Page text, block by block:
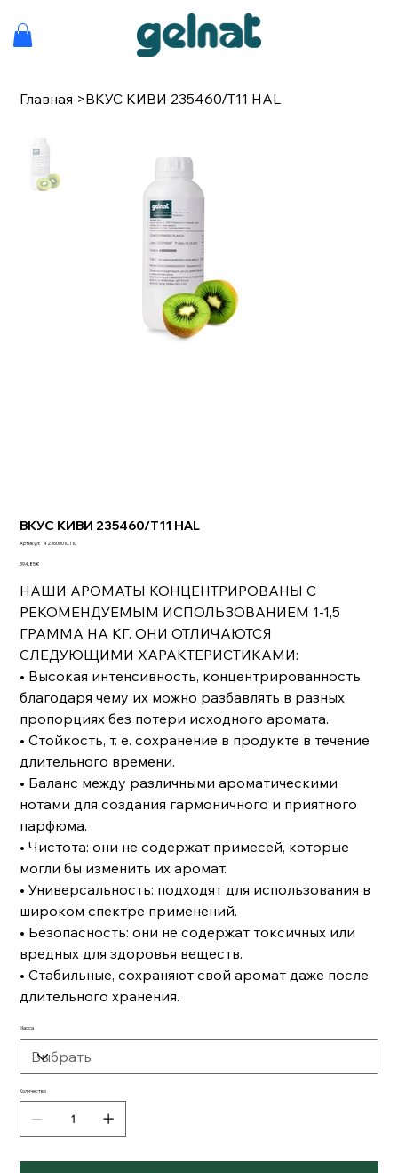
Главная >ВКУС КИВИ 235460/T11 HAL
ВКУС КИВИ 235460/T11 HAL
Артикул:
Артикул:
423600010.T10
Цена
394,85 €
НАШИ АРОМАТЫ КОНЦЕНТРИРОВАНЫ С
РЕКОМЕНДУЕМЫМ ИСПОЛЬЗОВАНИЕМ 1-1,5
ГРАММА НА КГ. ОНИ ОТЛИЧАЮТСЯ
СЛЕДУЮЩИМИ ХАРАКТЕРИСТИКАМИ:
• Высокая интенсивность, концентрированность,
благодаря чему их можно разбавлять в разных
пропорциях без потери исходного аромата.
• Стойкость, т. е. сохранение в продукте в течение
длительного времени.
• Баланс между различными ароматическими
нотами для создания гармоничного и приятного
парфюма.
• Чистота: они не содержат примесей, которые
могли бы изменить их аромат.
• Универсальность: подходят для использования в
широком спектре применений.
• Безопасность: они не содержат токсичных или
вредных для здоровья веществ.
• Стабильные, сохраняют свой аромат даже после
длительного хранения.
Масса
Количество